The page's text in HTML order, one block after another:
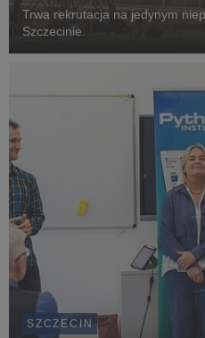
Trwa rekrutacja na jedynym
Szczecinie.
SZCZECIN